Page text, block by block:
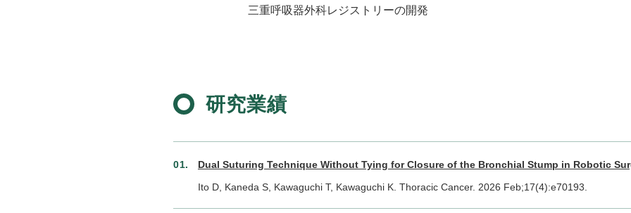
三重呼吸器外科レジストリーの開発
研究業績
Dual Suturing Technique Without Tying for Closure of the Bronchial Stump in Robotic
Ito D, Kaneda S, Kawaguchi T, Kawaguchi K. Thoracic Cancer. 2026 Feb;17(4):e70193.